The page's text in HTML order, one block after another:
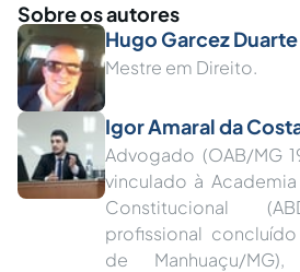
Sobre os autores
Hugo Garcez Duarte
Mestre em Direito.
Igor Amaral da
Advogado (OAB/MG
vinculado à
Constitucional
profissional
de Manhuaçu/